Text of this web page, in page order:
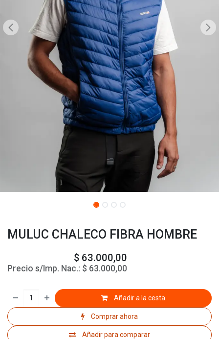
MULUC CHALECO FIBRA HOMBRE
$ 63.000,00
Precio s/Imp. Nac.: $ 63.000,00
Añadir a la cesta
Comprar ahora
Añadir para comparar